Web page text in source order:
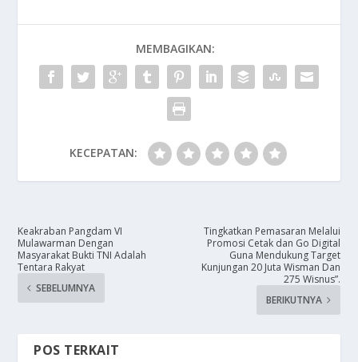
MEMBAGIKAN:
KECEPATAN:
Keakraban Pangdam VI
Mulawarman Dengan
Masyarakat Bukti TNI Adalah
Tentara Rakyat
SEBELUMNYA
Tingkatkan Pemasaran Melalui
Promosi Cetak dan Go Digital
Guna Mendukung Target
Kunjungan 20 Juta Wisman Dan
275 Wisnus”.
BERIKUTNYA
POS TERKAIT